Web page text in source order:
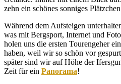
zehn ein schönes sonniges
Während dem Aufsteigen
was mit Bergsport, Internet und
holen uns die ersten Tourengeher
haben, weil wir so schön vor
später sind wir auf Höhe der
Zeit für ein Panorama!